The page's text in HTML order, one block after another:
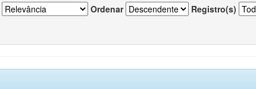
Ordenar Registro(s)